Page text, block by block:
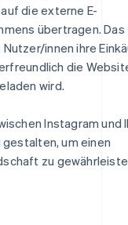
die externe E-
übertragen. Das
innen ihre
die
wird.
Instagram und
um einen
zu